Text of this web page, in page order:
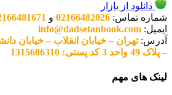
دانلود از بازار
شماره تماس: 02166482026 و
ایمیل: info@dadsetanbook.com
آدرس:تهران – خیابان انقلاب – خیابان
– پلاک 49 واحد 3 کد پستی: 1315686310
لینک های مهم